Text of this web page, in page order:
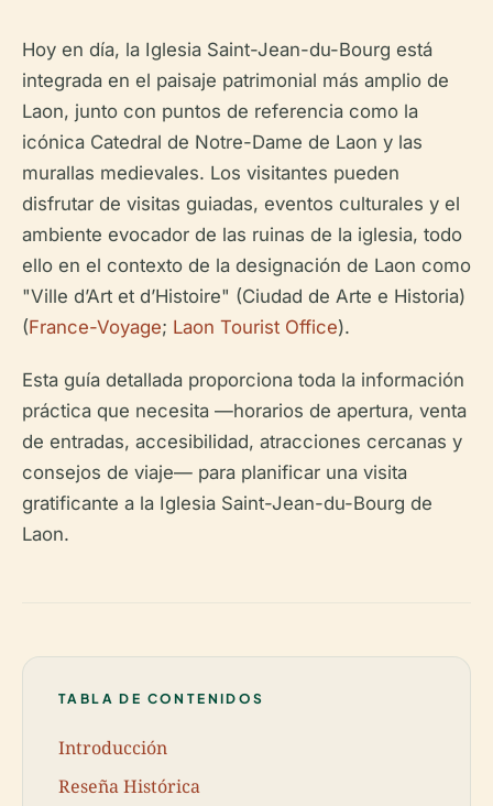
Hoy en día, la Iglesia Saint-Jean-du-Bourg está
integrada en el paisaje patrimonial más amplio de
Laon, junto con puntos de referencia como la
icónica Catedral de Notre-Dame de Laon y las
murallas medievales. Los visitantes pueden
disfrutar de visitas guiadas, eventos culturales y el
ambiente evocador de las ruinas de la iglesia, todo
ello en el contexto de la designación de Laon como
"Ville d’Art et d’Histoire" (Ciudad de Arte e Historia)
(France-Voyage; Laon Tourist Office).
Esta guía detallada proporciona toda la información
práctica que necesita —horarios de apertura, venta
de entradas, accesibilidad, atracciones cercanas y
consejos de viaje— para planificar una visita
gratificante a la Iglesia Saint-Jean-du-Bourg de
Laon.
TABLA DE CONTENIDOS
Introducción
Reseña Histórica